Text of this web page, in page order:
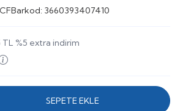
Barkod: 3660393407410
TL %5 extra indirim
SEPETE EKLE